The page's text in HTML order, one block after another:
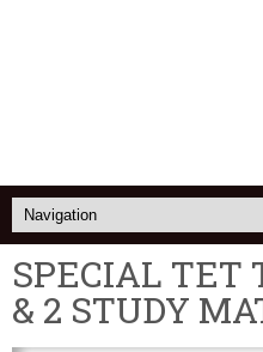
SPECIAL TET
& 2 STUDY